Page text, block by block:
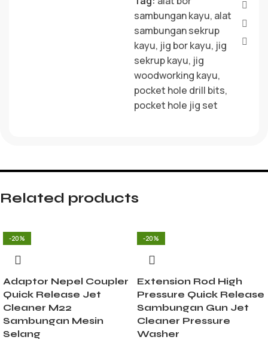
sambungan kayu, alat
sambungan sekrup
kayu, jig bor kayu, jig
sekrup kayu, jig
woodworking kayu,
pocket hole drill bits,
pocket hole jig set
Related products
-20%
Adaptor Nepel Coupler
Quick Release Jet
Cleaner M22
Sambungan Mesin
Selang
-20%
Extension Rod High
Pressure Quick Release
Sambungan Gun Jet
Cleaner Pressure
Washer